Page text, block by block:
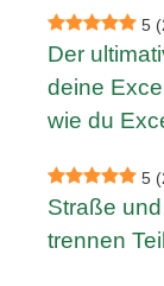
5
Der
deine
wie du
5
Straße
trennen